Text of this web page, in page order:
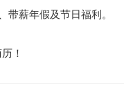
薪年假及节日福利。
！